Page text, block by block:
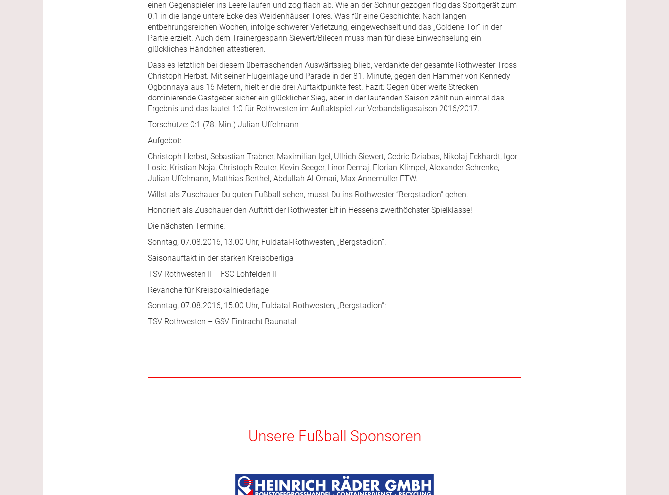
einen Gegenspieler ins Leere laufen und zog flach ab. Wie an der Schnur gezogen flog das Sportgerät zum
0:1 in die lange untere Ecke des Weidenhäuser Tores. Was für eine Geschichte: Nach langen
entbehrungsreichen Wochen, infolge schwerer Verletzung, eingewechselt und das „Goldene Tor“ in der
Partie erzielt. Auch dem Trainergespann Siewert/Bilecen muss man für diese Einwechselung ein
glückliches Händchen attestieren.
Dass es letztlich bei diesem überraschenden Auswärtssieg blieb, verdankte der gesamte Rothwester Tross
Christoph Herbst. Mit seiner Flugeinlage und Parade in der 81. Minute, gegen den Hammer von Kennedy
Ogbonnaya aus 16 Metern, hielt er die drei Auftaktpunkte fest. Fazit: Gegen über weite Strecken
dominierende Gastgeber sicher ein glücklicher Sieg, aber in der laufenden Saison zählt nun einmal das
Ergebnis und das lautet 1:0 für Rothwesten im Auftaktspiel zur Verbandsligasaison 2016/2017.
Torschütze: 0:1 (78. Min.) Julian Uffelmann
Aufgebot:
Christoph Herbst, Sebastian Trabner, Maximilian Igel, Ullrich Siewert, Cedric Dziabas, Nikolaj Eckhardt, Igor
Losic, Kristian Noja, Christoph Reuter, Kevin Seeger, Linor Demaj, Florian Klimpel, Alexander Schrenke,
Julian Uffelmann, Matthias Berthel, Abdullah Al Omari, Max Annemüller ETW.
Willst als Zuschauer Du guten Fußball sehen, musst Du ins Rothwester “Bergstadion“ gehen.
Honoriert als Zuschauer den Auftritt der Rothwester Elf in Hessens zweithöchster Spielklasse!
Die nächsten Termine:
Sonntag, 07.08.2016, 13.00 Uhr, Fuldatal-Rothwesten, „Bergstadion“:
Saisonauftakt in der starken Kreisoberliga
TSV Rothwesten II – FSC Lohfelden II
Revanche für Kreispokalniederlage
Sonntag, 07.08.2016, 15.00 Uhr, Fuldatal-Rothwesten, „Bergstadion“:
TSV Rothwesten – GSV Eintracht Baunatal
Unsere Fußball Sponsoren